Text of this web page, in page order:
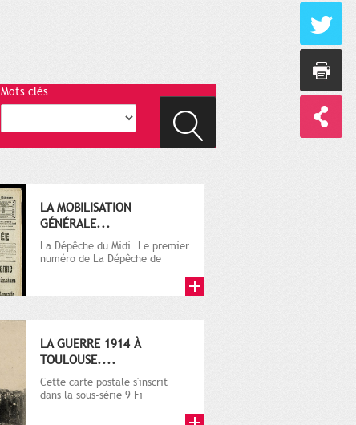
Mots clés
LA MOBILISATION
GÉNÉRALE...
La Dépêche du Midi. Le premier
numéro de La Dépêche de
LA GUERRE 1914 À
TOULOUSE....
Cette carte postale s'inscrit
dans la sous-série 9 Fi